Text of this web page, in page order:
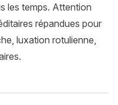
les temps. Attention
répandues pour
luxation rotulienne,